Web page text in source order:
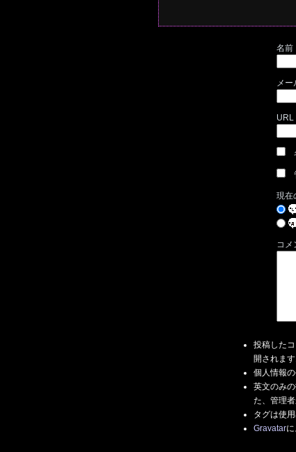
名前
メー
URL
現在
コメ
投稿した
開されます
個人情報
英文のみ
た、管理
タグは使用
Gravatarに